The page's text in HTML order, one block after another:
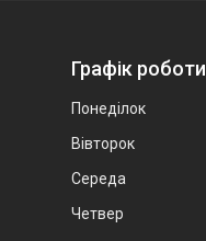
Графік роботи
Понеділок
Вівторок
Середа
Четвер